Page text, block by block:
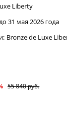
Liberty
31 мая 2026 года
Bronze de Luxe
55 840 руб.